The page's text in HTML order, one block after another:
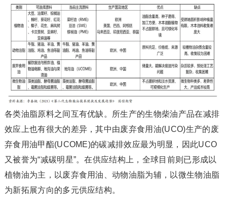
各类油脂原料之间互有优缺。所生产的生物柴油产品在减排
效应上也有很大的差异，其中由废弃食用油(UCO)生产的废
弃食用油甲酯(UCOME)的碳减排效应最为明显，因此UCO
又被誉为“减碳明星”。在供应结构上，全球目前则已形成以
植物油为主，以废弃食用油、动物油脂为辅，以微生物油脂
为新拓展方向的多元供应结构。